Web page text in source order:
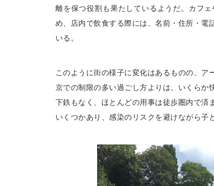
離を保つ役割も果たしているようだ。カフ
め、店内で飲食する際には、名前・住所・電
いる。
このように街の様子に変化はあるものの、ア
京での制限の多い過ごし方よりは、いくらか
下鉄もなく、ほとんどの用事は徒歩圏内で済
いくつかあり、感染のリスクを避けながら子